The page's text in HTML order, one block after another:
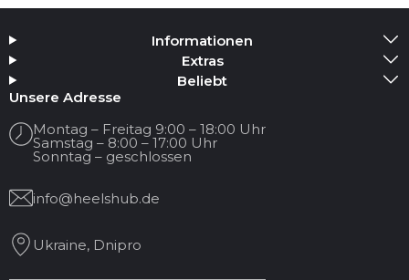
Informationen
Extras
Beliebt
Unsere Adresse
Montag – Freitag 9:00 – 18:00 Uhr
Samstag – 8:00 – 17:00 Uhr
Sonntag – geschlossen
info@heelshub.de
Ukraine, Dnipro